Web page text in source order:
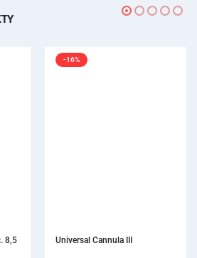
Universal Cannula III